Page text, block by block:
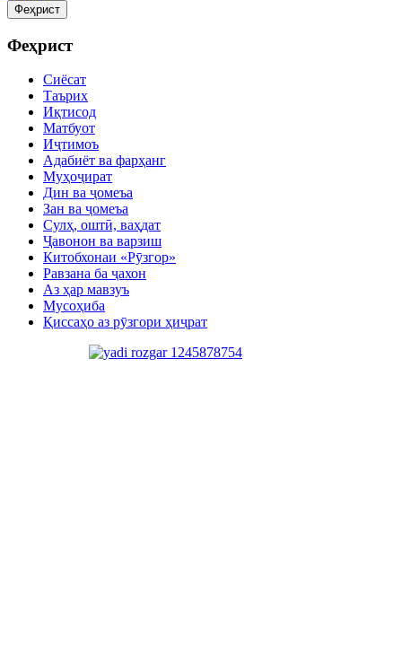
Феҳрист
Феҳрист
Сиёсат
Таърих
Иқтисод
Матбуот
Иҷтимоъ
Адабиёт ва фарҳанг
Муҳоҷират
Дин ва ҷомеъа
Зан ва ҷомеъа
Сулҳ, оштӣ, ваҳдат
Ҷавонон ва варзиш
Китобхонаи «Рӯзгор»
Равзана ба ҷахон
Аз ҳар мавзуъ
Мусоҳиба
Қиссаҳо аз рӯзгори ҳиҷрат